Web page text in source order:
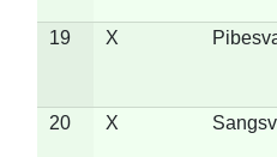
19 X
20 X